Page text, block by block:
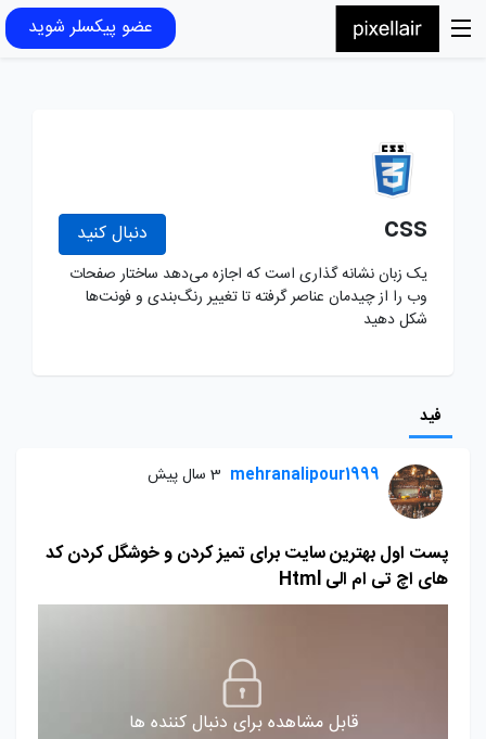
عضو پیکسلر شوید
css دنبال کنید
یک زبان نشانه‌ گذاری است که اجازه می‌دهد ساختار صفحات
وب را از چیدمان عناصر گرفته تا تغییر رنگ‌بندی و فونت‌ها
شکل دهید
فید
mehranalipour1999 3 سال پیش
پست اول بهترین سایت برای تمیز کردن و خوشگل کردن کد
های اچ تی ام الی Html
قابل مشاهده برای دنبال کننده ها